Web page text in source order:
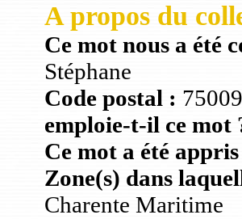
A propos du
Ce mot nous a été
Stéphane
Code postal :
emploie-t-il ce mot
Ce mot a été
Zone(s) dans
Charente Maritime